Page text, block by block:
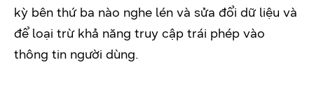
kỳ bên thứ ba nào nghe lén và sửa đổi dữ liệu và
để loại trừ khả năng truy cập trái phép vào
thông tin người dùng.